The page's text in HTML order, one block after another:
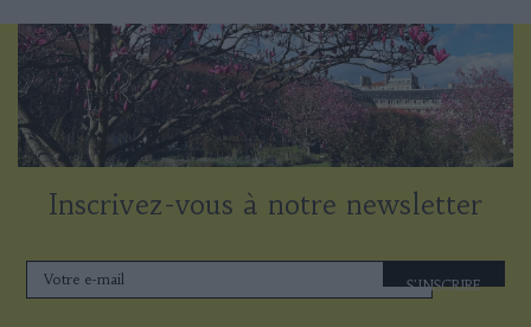
Inscrivez-vous à notre newsletter
S'INSCRIRE